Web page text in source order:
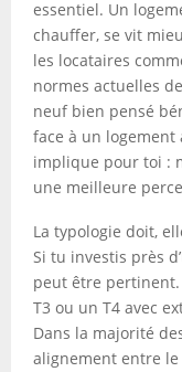
essentiel. Un
chauffer, se vit
les locataires
normes actuelles
neuf bien pensé
face à un logement
implique pour toi :
une meilleure
La typologie doit,
Si tu investis près
peut être
T3 ou un T4 avec
Dans la majorité
alignement entre